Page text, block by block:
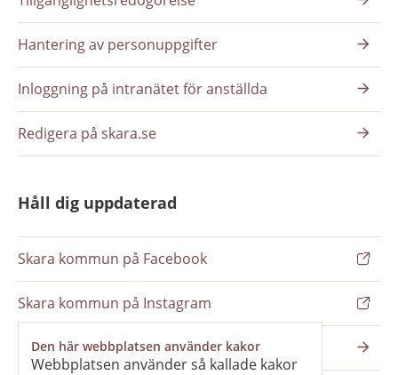
Den här webbplatsen använder kakor
Webbplatsen använder så kallade kakor
Hantering av personuppgifter
Inloggning på intranätet för anställda
Redigera på skara.se
Håll dig uppdaterad
Skara kommun på Facebook
Skara kommun på Instagram
Nyhetsbrev